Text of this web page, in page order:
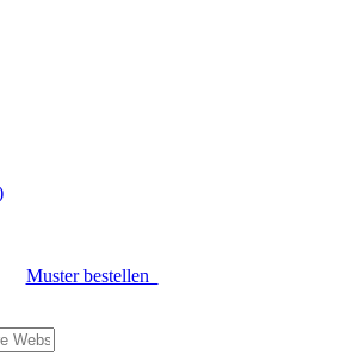
Muster bestellen